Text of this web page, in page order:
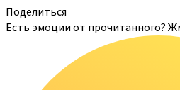
Поделиться
Есть эмоции от прочитанного?